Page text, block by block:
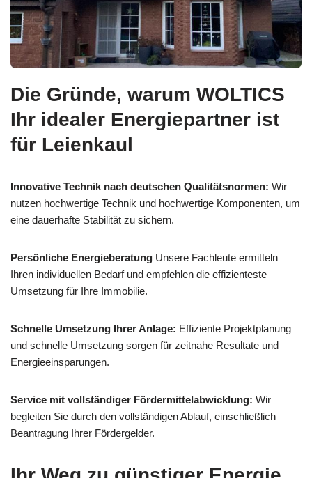
Die Gründe, warum WOLTICS
Ihr idealer Energiepartner ist
für Leienkaul
Innovative Technik nach deutschen Qualitätsnormen: Wir
nutzen hochwertige Technik und hochwertige Komponenten, um
eine dauerhafte Stabilität zu sichern.
Persönliche Energieberatung Unsere Fachleute ermitteln
Ihren individuellen Bedarf und empfehlen die effizienteste
Umsetzung für Ihre Immobilie.
Schnelle Umsetzung Ihrer Anlage: Effiziente Projektplanung
und schnelle Umsetzung sorgen für zeitnahe Resultate und
Energieeinsparungen.
Service mit vollständiger Fördermittelabwicklung: Wir
begleiten Sie durch den vollständigen Ablauf, einschließlich
Beantragung Ihrer Fördergelder.